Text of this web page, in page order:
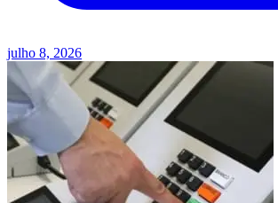
julho 8, 2026